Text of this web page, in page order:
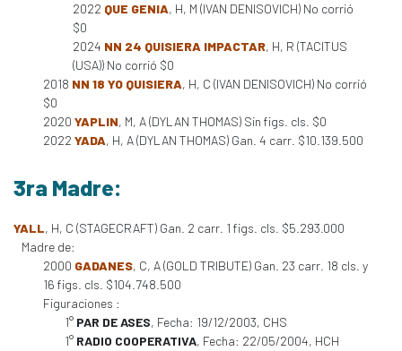
2022 QUE GENIA, H, M (IVAN DENISOVICH) No corrió
$0
2024 NN 24 QUISIERA IMPACTAR, H, R (TACITUS
(USA)) No corrió $0
2018 NN 18 YO QUISIERA, H, C (IVAN DENISOVICH) No corrió
$0
2020 YAPLIN, M, A (DYLAN THOMAS) Sin figs. cls. $0
2022 YADA, H, A (DYLAN THOMAS) Gan. 4 carr. $10.139.500
3ra Madre:
YALL, H, C (STAGECRAFT) Gan. 2 carr. 1 figs. cls. $5.293.000
Madre de:
2000 GADANES, C, A (GOLD TRIBUTE) Gan. 23 carr. 18 cls. y
16 figs. cls. $104.748.500
Figuraciones :
1° PAR DE ASES, Fecha: 19/12/2003, CHS
1° RADIO COOPERATIVA, Fecha: 22/05/2004, HCH